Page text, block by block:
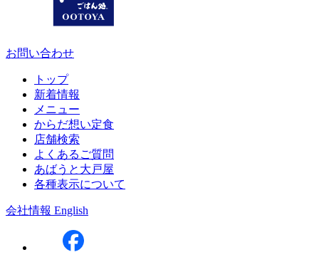
お問い合わせ
トップ
新着情報
メニュー
からだ想い定食
店舗検索
よくあるご質問
あばうと大戸屋
各種表示について
会社情報 English